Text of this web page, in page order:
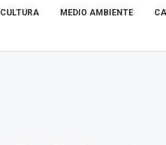
CULTURA MEDIO AMBIENTE